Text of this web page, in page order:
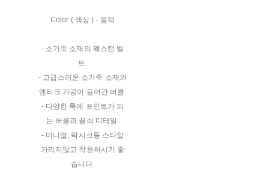
Color ( 색상 ) - 블랙
- 소가죽 소재의 웨스턴 벨
트.
- 고급스러운 소가죽 소재와
엔티크 가공이 들어간 버클.
- 다양한 룩에 포인트가 되
는 버클과 끌쇠 디테일.
- 미니멀, 락시크등 스타일
가리지않고 착용하시기 좋
습니다.